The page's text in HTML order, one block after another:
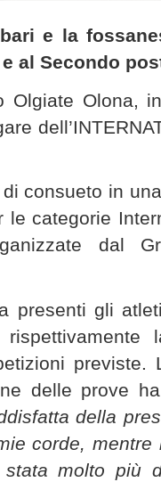
e la
al Secondo
Olona,
consueto in
categorie
dal
presenti gli
delle prove
della
corde,
molto più